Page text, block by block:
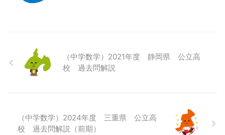
（中学数学）2021年度 静岡県 公立高
校 過去問解説
（中学数学）2024年度 三重県 公立高
校 過去問解説（前期）